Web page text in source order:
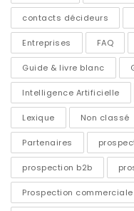
contacts décideurs
Entreprises FAQ
Guide & livre blanc
Intelligence Artificielle
Lexique Non classé
Partenaires
prospection b2b
Prospection commerciale